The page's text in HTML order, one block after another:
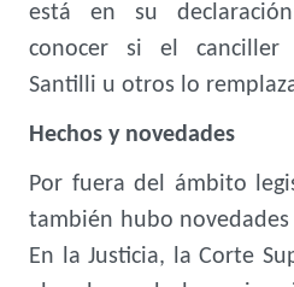
está en su
conocer si el
Santilli u otros lo
Hechos y novedades
Por fuera del ámbito
también hubo
En la Justicia, la Corte